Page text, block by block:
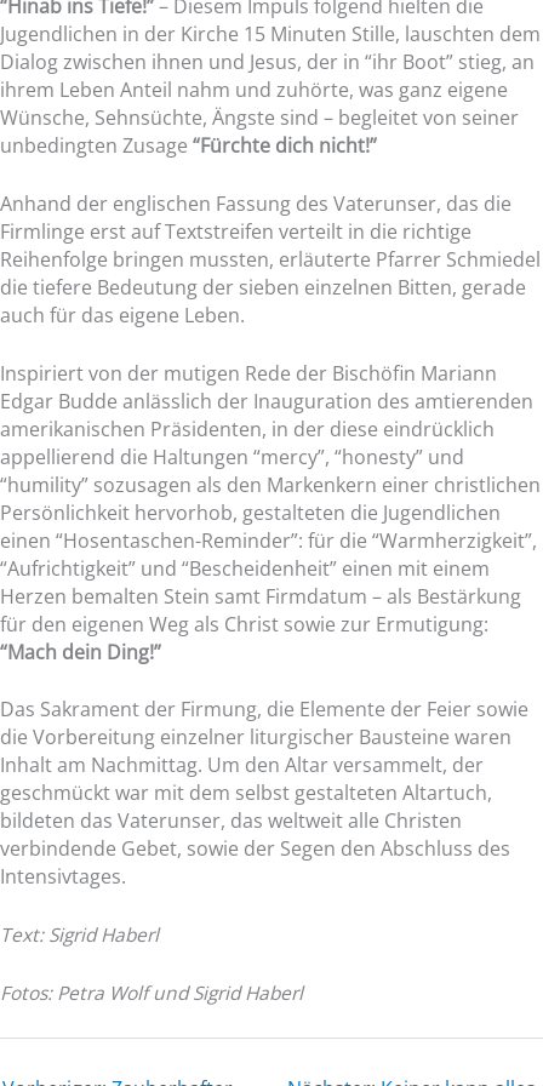
“Hinab ins Tiefe!”– Diesem Impuls folgend hielten die
Jugendlichen in der Kirche 15 Minuten Stille, lauschten dem
Dialog zwischen ihnen und Jesus, der in “ihr Boot” stieg, an
ihrem Leben Anteil nahm und zuhörte, was ganz eigene
Wünsche, Sehnsüchte, Ängste sind – begleitet von seiner
unbedingten Zusage “Fürchte dich nicht!”
Anhand der englischen Fassung des Vaterunser, das die
Firmlinge erst auf Textstreifen verteilt in die richtige
Reihenfolge bringen mussten, erläuterte Pfarrer Schmiedel
die tiefere Bedeutung der sieben einzelnen Bitten, gerade
auch für das eigene Leben.
Inspiriert von der mutigen Rede der Bischöfin Mariann
Edgar Budde anlässlich der Inauguration des amtierenden
amerikanischen Präsidenten, in der diese eindrücklich
appellierend die Haltungen “mercy”, “honesty” und
“humility” sozusagen als den Markenkern einer christlichen
Persönlichkeit hervorhob, gestalteten die Jugendlichen
einen “Hosentaschen-Reminder”: für die “Warmherzigkeit”,
“Aufrichtigkeit” und “Bescheidenheit” einen mit einem
Herzen bemalten Stein samt Firmdatum – als Bestärkung
für den eigenen Weg als Christ sowie zur Ermutigung:
“Mach dein Ding!”
Das Sakrament der Firmung, die Elemente der Feier sowie
die Vorbereitung einzelner liturgischer Bausteine waren
Inhalt am Nachmittag. Um den Altar versammelt, der
geschmückt war mit dem selbst gestalteten Altartuch,
bildeten das Vaterunser, das weltweit alle Christen
verbindende Gebet, sowie der Segen den Abschluss des
Intensivtages.
Text: Sigrid Haberl
Fotos: Petra Wolf und Sigrid Haberl